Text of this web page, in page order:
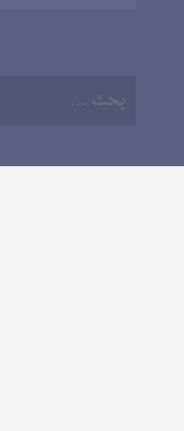
البحث